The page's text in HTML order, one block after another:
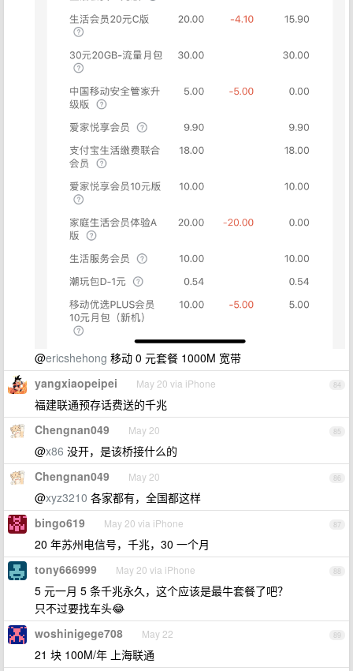
@ericshehong 移动 0 元套餐 1000M 宽带
84
yangxiaopeipei May 20 via iPhone
福建联通预存话费送的千兆
85
Chengnan049 May 20
@x86 没开，是该桥接什么的
86
Chengnan049 May 20
@xyz3210 各家都有，全国都这样
87
bingo619 May 20 via iPhone
20 年苏州电信号，千兆，30 一个月
88
tony666999 May 20 via iPhone
5 元一月 5 条千兆永久，这个应该是最牛套餐了吧？
只不过要找车头😂
89
woshinigege708 May 22
21 块 100M/年 上海联通